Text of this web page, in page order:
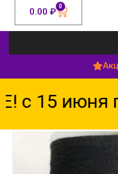
0.00 ₽ 0
15 июня